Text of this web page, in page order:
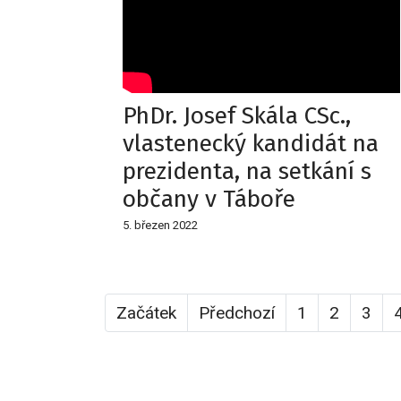
PhDr. Josef Skála CSc.,
vlastenecký kandidát na
prezidenta, na setkání s
občany v Táboře
5. březen 2022
Začátek Předchozí 1 2 3